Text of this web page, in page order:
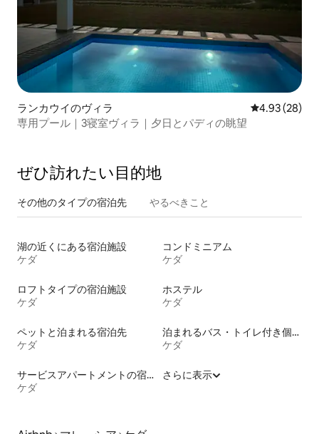
ランカウイのヴィラ レビュー28
4.93 (28)
専用プール｜3寝室ヴィラ｜夕日とパディの眺望
ぜひ訪⁠れ⁠た⁠い目⁠的⁠地
その他のタ⁠イ⁠プ⁠の宿⁠泊⁠先 やるべきこと
湖の近くにある宿泊施設
ケダ
コンドミニアム
ケダ
ロフトタイプの宿泊施設
ケダ
ホステル
ケダ
ペットと泊まれる宿泊先
ケダ
泊まれるバス・トイレ付き個室
ケダ
サービスアパートメントの宿泊施設
ケダ
さらに表示